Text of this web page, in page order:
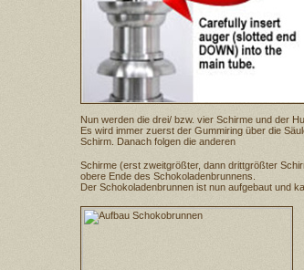
Nun werden die drei/ bzw. vier Schirme und der
Es wird immer zuerst der Gummiring über die
Schirm. Danach folgen die anderen
Schirme (erst zweitgrößter, dann drittgrößter
obere Ende des Schokoladenbrunnens.
Der Schokoladenbrunnen ist nun aufgebaut und